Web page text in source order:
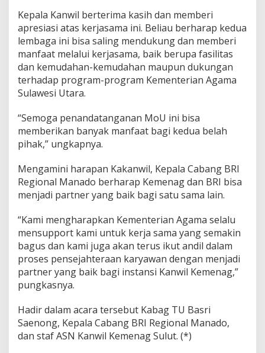
a
n
g
a
n
a
n
d
e
n
n
B
R
Kepala Kanwil berterima kasih dan memberi
apresiasi atas kerjasama ini. Beliau berharap kedua
lembaga ini bisa saling mendukung dan memberi
manfaat melalui kerjasama, baik berupa fasilitas
dan kemudahan-kemudahan maupun dukungan
terhadap program-program Kementerian Agama
Sulawesi Utara.
“Semoga penandatanganan MoU ini bisa
memberikan banyak manfaat bagi kedua belah
pihak,” ungkapnya.
Mengamini harapan Kakanwil, Kepala Cabang BRI
Regional Manado berharap Kemenag dan BRI bisa
menjadi partner yang baik bagi satu sama lain.
“Kami mengharapkan Kementerian Agama selalu
mensupport kami untuk kerja sama yang semakin
bagus dan kami juga akan terus ikut andil dalam
proses pensejahteraan karyawan dengan menjadi
partner yang baik bagi instansi Kanwil Kemenag,”
pungkasnya.
Hadir dalam acara tersebut Kabag TU Basri
Saenong, Kepala Cabang BRI Regional Manado,
dan staf ASN Kanwil Kemenag Sulut. (*)